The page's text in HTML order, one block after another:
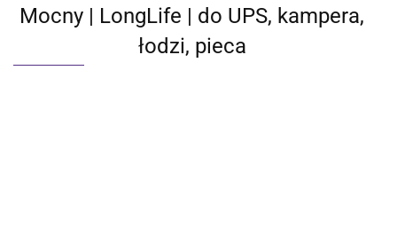
Mocny | LongLife | do UPS, kampera,
łodzi, pieca